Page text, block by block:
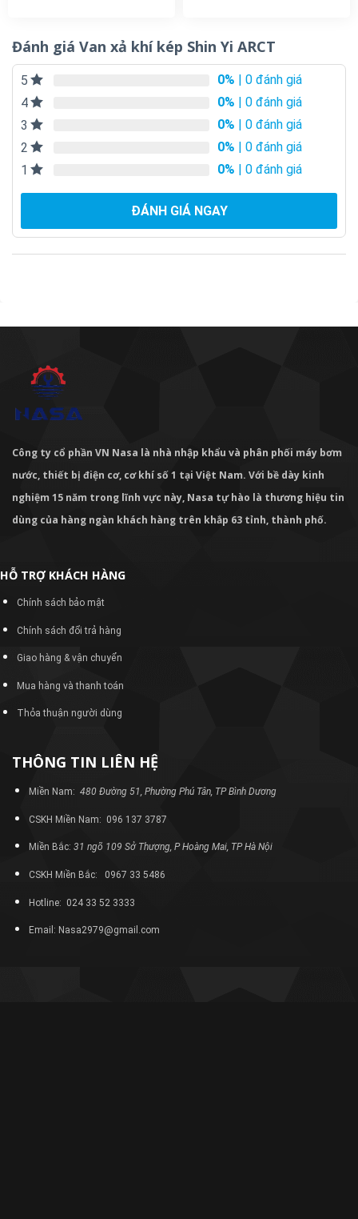
Đánh giá Van xả khí kép Shin Yi ARCT
5 0% | 0 đánh giá
4
0% | 0 đánh giá
3
0% | 0 đánh giá
2
0% | 0 đánh giá
1
0% | 0 đánh giá
ĐÁNH GIÁ NGAY
Công ty cổ phần VN Nasa là nhà nhập khẩu và phân phối máy bơm
nước, thiết bị điện cơ, cơ khí số 1 tại Việt Nam. Với bề dày kinh
nghiệm 15 năm trong lĩnh vực này, Nasa tự hào là thương hiệu tin
dùng của hàng ngàn khách hàng trên khắp 63 tỉnh, thành phố.
HỖ TRỢ KHÁCH HÀNG
Chính sách bảo mật
Chính sách đổi trả hàng
Giao hàng & vận chuyển
Mua hàng và thanh toán
Thỏa thuận người dùng
THÔNG TIN LIÊN HỆ
Miền Nam: 480 Đường 51, Phường Phú Tân, TP Bình Dương
CSKH Miền Nam: 096 137 3787
Miền Bắc: 31 ngõ 109 Sở Thượng, P Hoàng Mai, TP Hà Nội
CSKH Miền Bắc: 0967 33 5486
Hotline: 024 33 52 3333
Email: Nasa2979@gmail.com